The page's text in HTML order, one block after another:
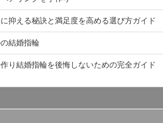
抑える秘訣と満足度を高める選び方ガイド
結婚指輪
り結婚指輪を後悔しないための完全ガイド